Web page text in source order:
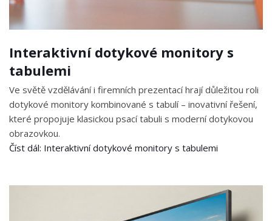
Interaktivní dotykové monitory s
tabulemi
Ve světě vzdělávání i firemních prezentací hrají důležitou roli
dotykové monitory kombinované s tabulí – inovativní řešení,
které propojuje klasickou psací tabuli s moderní dotykovou
obrazovkou.
Číst dál: Interaktivní dotykové monitory s tabulemi